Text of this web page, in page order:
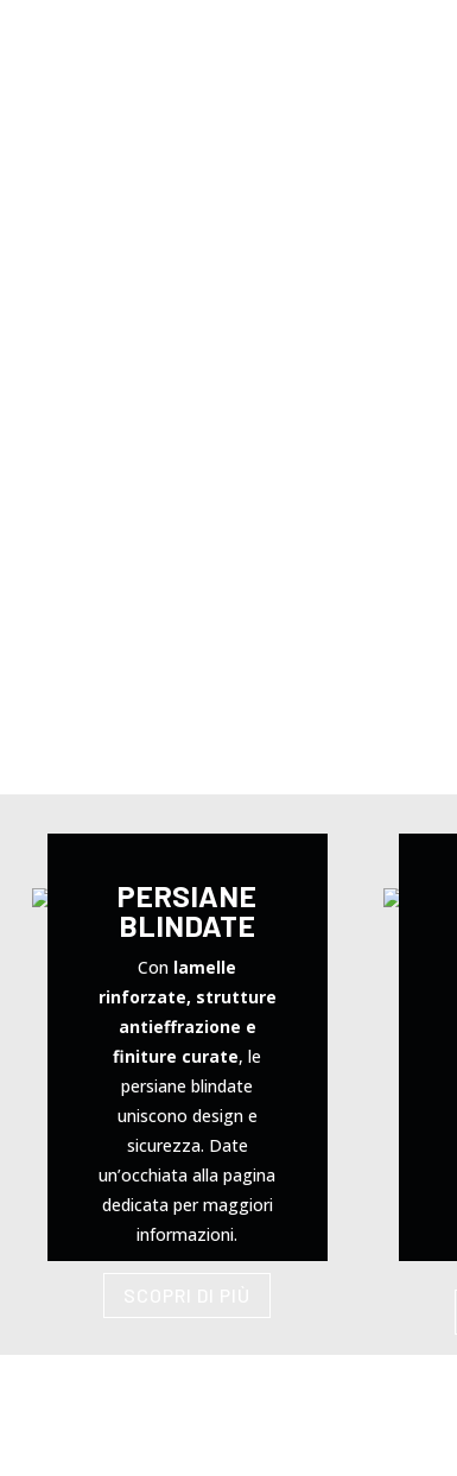
PERSIANE
BLINDATE
Con lamelle
rinforzate, strutture
antieffrazione e
finiture curate, le
persiane blindate
uniscono design e
sicurezza. Date
un’occhiata alla pagina
dedicata per maggiori
informazioni.